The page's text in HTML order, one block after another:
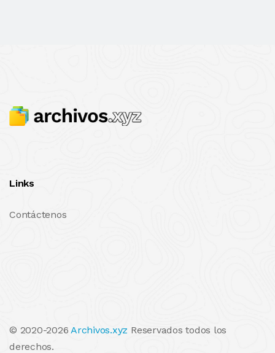
Links
Contáctenos
© 2020-2026Archivos.xyz Reservados todos los
derechos.